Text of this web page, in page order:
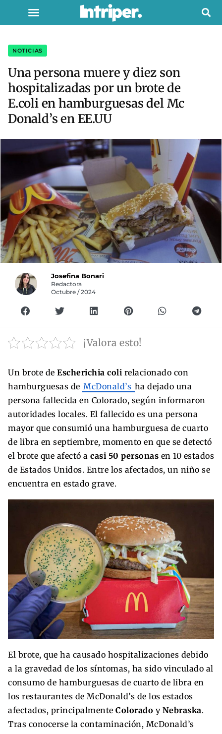
NOTICIAS
Una persona muere y diez son
hospitalizadas por un brote de
E.coli en hamburguesas del Mc
Donald’s en EE.UU
Josefina Bonari
Redactora
Octubre / 2024
¡Valora esto!
Un brote de Escherichia coli relacionado con
hamburguesas de McDonald’s ha dejado una
persona fallecida en Colorado, según informaron
autoridades locales. El fallecido es una persona
mayor que consumió una hamburguesa de cuarto
de libra en septiembre, momento en que se detectó
el brote que afectó a casi 50 personas en 10 estados
de Estados Unidos. Entre los afectados, un niño se
encuentra en estado grave.
El brote, que ha causado hospitalizaciones debido
a la gravedad de los síntomas, ha sido vinculado al
consumo de hamburguesas de cuarto de libra en
los restaurantes de McDonald’s de los estados
afectados, principalmente Colorado y Nebraska.
Tras conocerse la contaminación, McDonald’s